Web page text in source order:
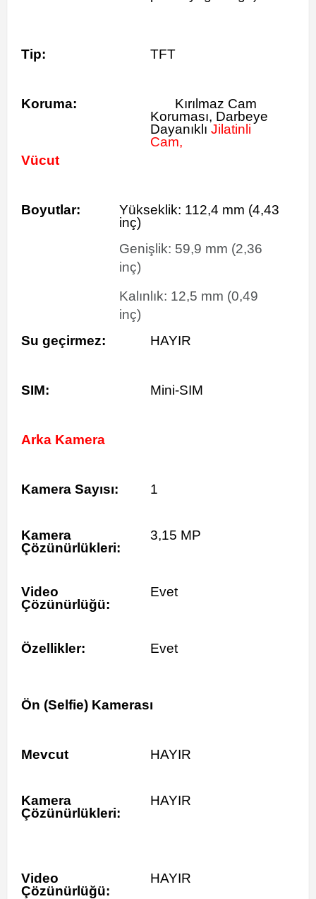
Tip: TFT
Koruma:
Kırılmaz Cam
Koruması, Darbeye
Dayanıklı Jilatinli
Cam,
Vücut
Boyutlar: Yükseklik: 112,4 mm (4,43
inç)
Genişlik: 59,9 mm (2,36
inç)
Kalınlık: 12,5 mm (0,49
inç)
Su geçirmez:
HAYIR
SIM: Mini-SIM
Arka Kamera
Kamera Sayısı: 1
Kamera
Çözünürlükleri:
3,15 MP
Video
Çözünürlüğü:
Evet
Özellikler: Evet
Ön (Selfie) Kamerası
Mevcut HAYIR
Kamera
Çözünürlükleri:
HAYIR
Video
Çözünürlüğü:
HAYIR